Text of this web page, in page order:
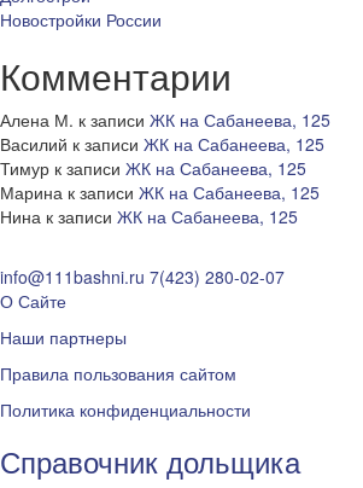
Новостройки России
Комментарии
Алена М. к записи ЖК на Сабанеева, 125
Василий к записи ЖК на Сабанеева, 125
Тимур к записи ЖК на Сабанеева, 125
Марина к записи ЖК на Сабанеева, 125
Нина к записи ЖК на Сабанеева, 125
info@111bashni.ru 7(423) 280-02-07
О Сайте
Наши партнеры
Правила пользования сайтом
Политика конфиденциальности
Справочник дольщика